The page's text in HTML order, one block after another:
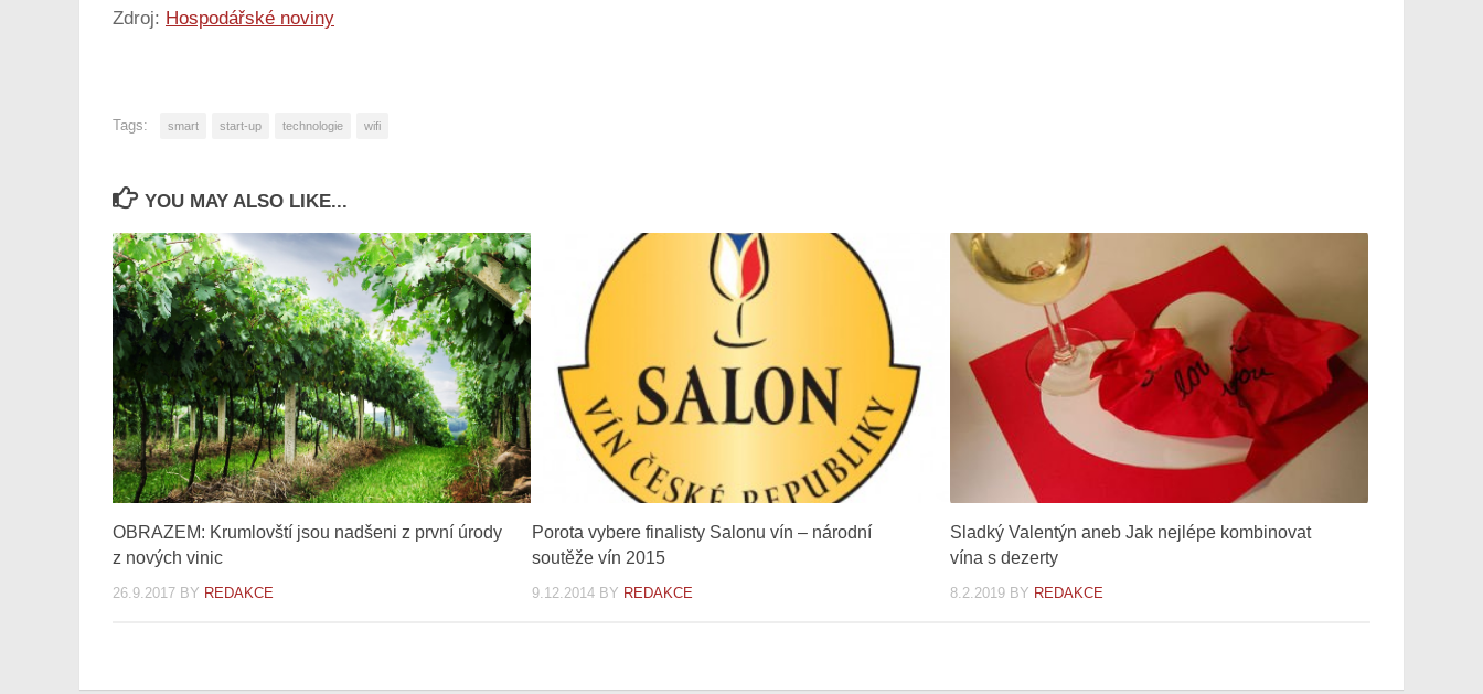
Zdroj: Hospodářské noviny
Tags: smart start-up technologie wifi
YOU MAY ALSO LIKE...
OBRAZEM: Krumlovští jsou nadšeni z první úrody
z nových vinic
26.9.2017 BY REDAKCE
Porota vybere finalisty Salonu vín – národní
soutěže vín 2015
9.12.2014BY REDAKCE
Sladký Valentýn aneb Jak nejlépe kombinovat
vína s dezerty
8.2.2019 BY REDAKCE